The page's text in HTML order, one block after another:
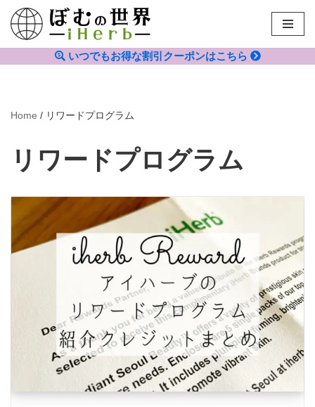
コ
へ
キ
ッ
いつでもお得な割引クーポンはこちら
Home / リワードプログラム
リワードプログラム